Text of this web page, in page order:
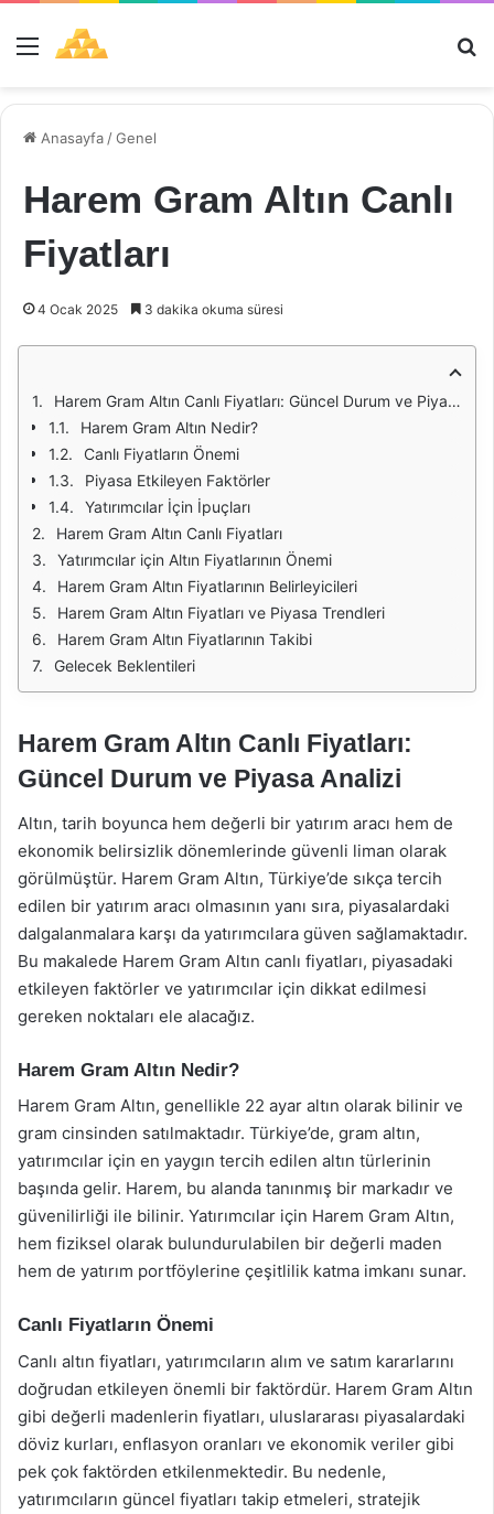
Menü
Anasayfa /Genel
Harem Gram Altın Canlı
Fiyatları
4 Ocak 2025 3 dakika okuma süresi
Harem Gram Altın Canlı Fiyatları: Güncel Durum ve Piyasa Analizi
Harem Gram Altın Nedir?
Canlı Fiyatların Önemi
Piyasa Etkileyen Faktörler
Yatırımcılar İçin İpuçları
Harem Gram Altın Canlı Fiyatları
Yatırımcılar için Altın Fiyatlarının Önemi
Harem Gram Altın Fiyatlarının Belirleyicileri
Harem Gram Altın Fiyatları ve Piyasa Trendleri
Harem Gram Altın Fiyatlarının Takibi
Gelecek Beklentileri
Harem Gram Altın Canlı Fiyatları:
Güncel Durum ve Piyasa Analizi
Altın, tarih boyunca hem değerli bir yatırım aracı hem de
ekonomik belirsizlik dönemlerinde güvenli liman olarak
görülmüştür. Harem Gram Altın, Türkiye’de sıkça tercih
edilen bir yatırım aracı olmasının yanı sıra, piyasalardaki
dalgalanmalara karşı da yatırımcılara güven sağlamaktadır.
Bu makalede Harem Gram Altın canlı fiyatları, piyasadaki
etkileyen faktörler ve yatırımcılar için dikkat edilmesi
gereken noktaları ele alacağız.
Harem Gram Altın Nedir?
Harem Gram Altın, genellikle 22 ayar altın olarak bilinir ve
gram cinsinden satılmaktadır. Türkiye’de, gram altın,
yatırımcılar için en yaygın tercih edilen altın türlerinin
başında gelir. Harem, bu alanda tanınmış bir markadır ve
güvenilirliği ile bilinir. Yatırımcılar için Harem Gram Altın,
hem fiziksel olarak bulundurulabilen bir değerli maden
hem de yatırım portföylerine çeşitlilik katma imkanı sunar.
Canlı Fiyatların Önemi
Canlı altın fiyatları, yatırımcıların alım ve satım kararlarını
doğrudan etkileyen önemli bir faktördür. Harem Gram Altın
gibi değerli madenlerin fiyatları, uluslararası piyasalardaki
döviz kurları, enflasyon oranları ve ekonomik veriler gibi
pek çok faktörden etkilenmektedir. Bu nedenle,
yatırımcıların güncel fiyatları takip etmeleri, stratejik